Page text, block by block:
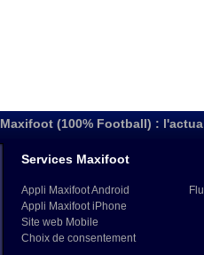
Maxifoot (100% Football) :
Services Maxifoot
Appli Maxifoot Android
Appli Maxifoot iPhone
Site web Mobile
Choix de consentement